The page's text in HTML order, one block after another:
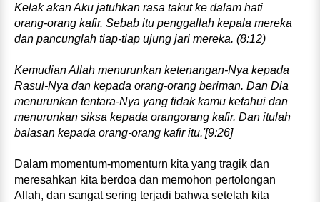
Kelak akan Aku jatuhkan rasa takut ke dalam hati
orang‑orang kafir. Sebab itu penggallah kepala mereka
dan pancunglah tiap‑tiap ujung jari mereka. (8:12)
Kemudian Allah menurunkan ketenangan‑Nya kepada
Rasul‑Nya dan kepada orang‑orang beriman. Dan Dia
menurunkan tentara‑Nya yang tidak kamu ketahui dan
menurunkan siksa kepada orang­orang kafir. Dan itulah
balasan kepada orang‑orang kafir itu.'[9:26]
Dalam momentum‑momenturn kita yang tragik dan
meresahkan kita berdoa dan memohon pertolongan
Allah, dan sangat sering terjadi bahwa setelah kita